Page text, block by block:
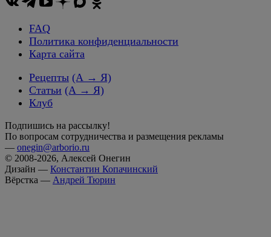
FAQ
Политика конфиденциальности
Карта сайта
Рецепты (А → Я)
Статьи (А → Я)
Клуб
Подпишись на рассылку!
По вопросам сотрудничества и размещения рекламы
— onegin@arborio.ru
© 2008-2026, Алексей Онегин
Дизайн — Константин Копачинский
Вёрстка — Андрей Тюрин